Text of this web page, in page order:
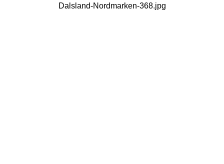
Dalsland-Nordmarken-368.jpg